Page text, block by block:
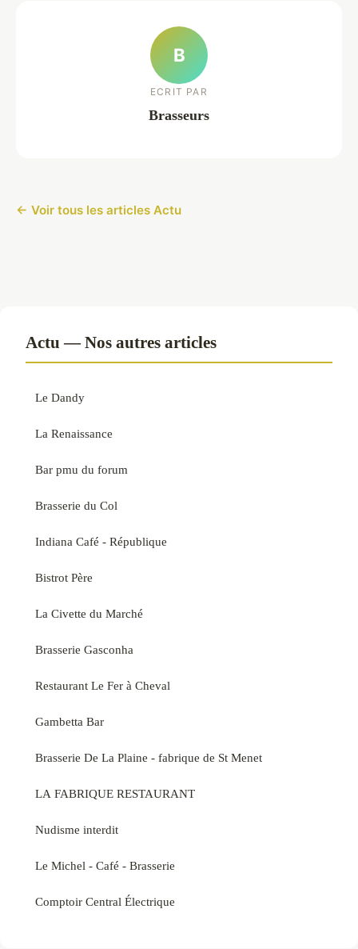
B
ECRIT PAR
Brasseurs
← Voir tous les articles Actu
Actu — Nos autres articles
Le Dandy
La Renaissance
Bar pmu du forum
Brasserie du Col
Indiana Café - République
Bistrot Père
La Civette du Marché
Brasserie Gasconha
Restaurant Le Fer à Cheval
Gambetta Bar
Brasserie De La Plaine - fabrique de St Menet
LA FABRIQUE RESTAURANT
Nudisme interdit
Le Michel - Café - Brasserie
Comptoir Central Électrique